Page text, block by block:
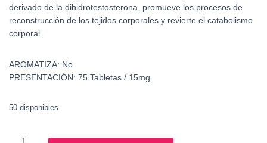
derivado de la dihidrotestosterona, promueve los procesos de
reconstrucción de los tejidos corporales y revierte el catabolismo
corporal.
AROMATIZA: No
PRESENTACIÓN: 75 Tabletas / 15mg
50 disponibles
venta